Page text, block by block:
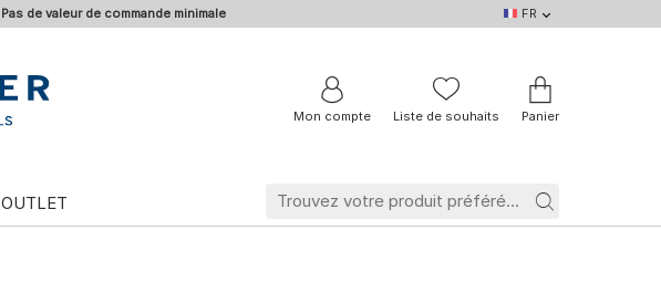
Pas de valeur de commande minimale
FR
DE
NL
BE
FR
Mon compte Liste de souhaits Panier
OUTLET